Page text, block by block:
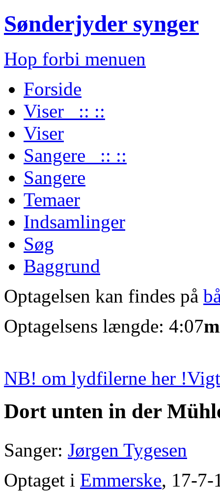
Sønderjyder synger
Hop forbi menuen
Forside
Viser :: ::
Viser
Sangere :: ::
Sangere
Temaer
Indsamlinger
Søg
Baggrund
Optagelsen kan findes på
Optagelsens længde: 4:07
NB! om lydfilerne her !
Dort unten in der
Sanger: Jørgen Tygesen
Optaget i Emmerske, 17-7-